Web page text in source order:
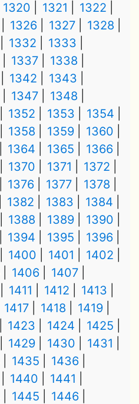
1320 1321
1322
1326 1327
1328
1332
1333
1337
1338
1342
1343
1347
1348
1352 1353
1354
1358 1359
1360
1364 1365
1366
1370 1371
1372
1376 1377
1378
1382 1383
1384
1388 1389
1390
1394 1395
1396
1400 1401
1402
1406
1407
1411 1412
1413
1417 1418
1419
1423 1424
1425
1429 1430
1431
1435
1436
1440
1441
1445
1446